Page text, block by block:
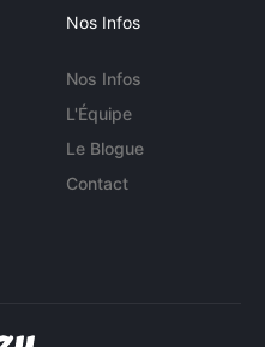
Nos Infos
Nos Infos
L'Équipe
Le Blogue
Contact